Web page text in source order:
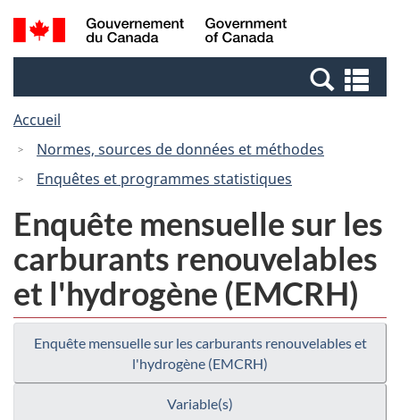
Passer
au
Passer
à
Canada
Recherche
et
et
Accueil
Normes, sources de données et méthodes
Enquêtes et programmes statistiques
Enquête mensuelle sur les
carburants renouvelables
et l'hydrogène (EMCRH)
Enquête mensuelle sur les carburants renouvelables et
l'hydrogène (EMCRH)
Variable(s)